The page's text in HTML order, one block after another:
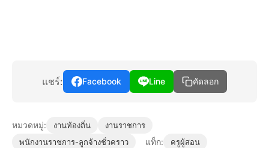
แชร์: Facebook Line คัดลอก
หมวดหมู่: งานท้องถิ่น
งานราชการ
พนักงานราชการ-ลูกจ้างชั่วคราว
แท็ก:
ครูผู้สอน